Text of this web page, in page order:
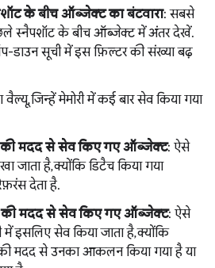
के बीच ऑब्जेक्ट का बंटवारा: सबसे
स्नैपशॉट के बीच ऑब्जेक्ट में अंतर देखें.
डाउन सूची में इस फ़िल्टर की संख्या बढ़
वैल्यू, जिन्हें मेमोरी में कई बार सेव किया गया
की मदद से सेव किए गए ऑब्जेक्ट: ऐसे
जाता है, क्योंकि डिटैच किया गया
देता है.
मदद से सेव किए गए ऑब्जेक्ट: ऐसे
इसलिए सेव किया जाता है, क्योंकि
मदद से उनका आकलन किया गया है या